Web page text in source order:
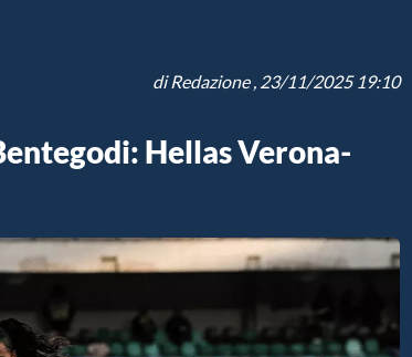
diRedazione, 23/11/2025 19:10
Hellas Verona-